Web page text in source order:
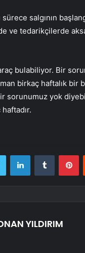
sürece salgının
ve tedarikçilerde
bulabiliyor. Bir
birkaç haftalık
sorunumuz yok
Twitter LinkedInTumblr
YILDIRIM